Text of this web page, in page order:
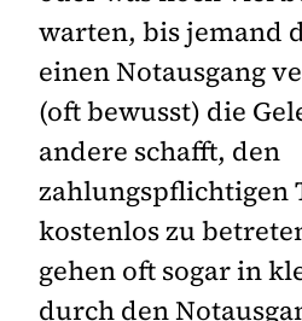
warten, bis jemand
einen Notausgang
(oft bewusst) die
andere schafft, den
zahlungspflichtigen
kostenlos zu
gehen oft sogar in
durch den